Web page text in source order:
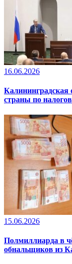
16.06.2026
Калининградская
страны по
15.06.2026
Полмиллиарда в
обнальщиков из